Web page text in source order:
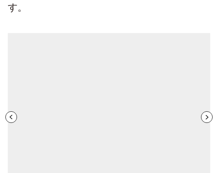
す。